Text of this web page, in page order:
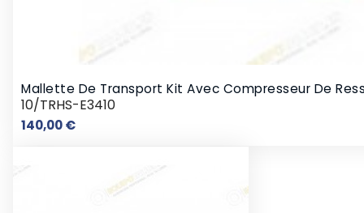
Mallette De Transport Kit Avec Compresseur De
10/TRHS-E3410
140,00 €Prix